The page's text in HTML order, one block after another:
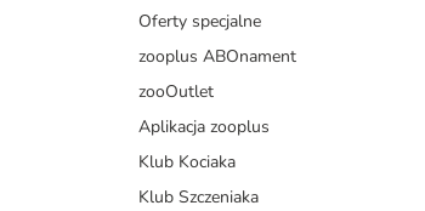
Oferty specjalne
zooplus ABOnament
zooOutlet
Aplikacja zooplus
Klub Kociaka
Klub Szczeniaka